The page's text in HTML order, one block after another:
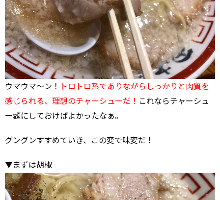
ウマウマ～ン！
トロトロ系でありながらしっかりと肉質を
感じられる、理想のチャーシューだ！ これならチャーシュ
ー麵にしておけばよかったなぁ。
グングンすすめていき、この変で味変だ！
▼まずは胡椒